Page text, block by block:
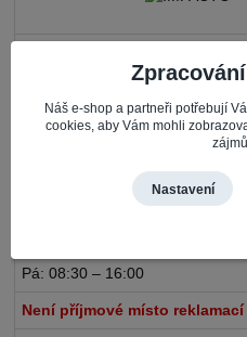
735 81 Bohumín – Nový
Pá: 08:30 – 16:00
Není příjmové místo
Náš e-shop a partneři potřebují
cookies, aby Vám mohli
Nastavení